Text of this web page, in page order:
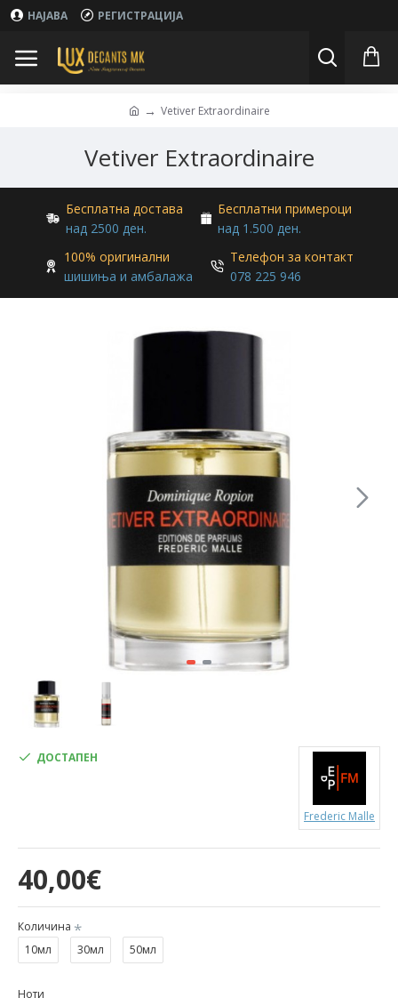
НАЈАВА РЕГИСТРАЦИЈА
Vetiver Extraordinaire
Vetiver Extraordinaire
Бесплатна достава
над 2500 ден.
Бесплатни примероци
над 1.500 ден.
100% оригинални
шишиња и амбалажа
Телефон за контакт
078 225 946
40,00€
ДОСТАПЕН
Frederic Malle
Количина
10мл
30мл 50мл
Ноти